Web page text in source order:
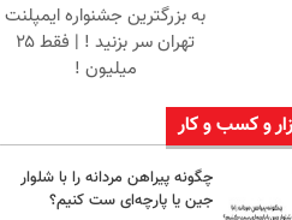
به بزرگترین جشنواره ایمپلنت
تهران سر بزنید ! | فقط ۲۵
میلیون !
و کسب و کار
چگونه پیراهن مردانه را با شلوار
جین یا پارچه‌ای ست کنیم؟